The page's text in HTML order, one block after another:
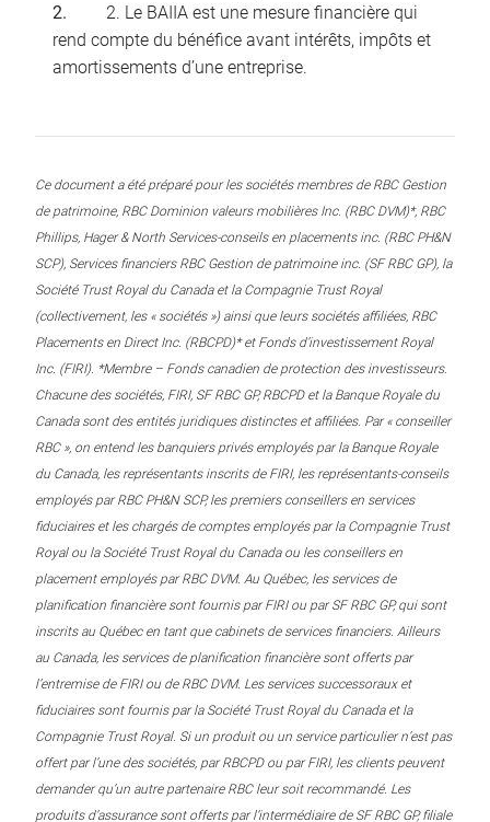
2. Le BAIIA est une mesure financière qui
rend compte du bénéfice avant intérêts, impôts et
amortissements d’une entreprise.
Ce document a été préparé pour les sociétés membres de RBC Gestion
de patrimoine, RBC Dominion valeurs mobilières Inc. (RBC DVM)*, RBC
Phillips, Hager & North Services-conseils en placements inc. (RBC PH&N
SCP), Services financiers RBC Gestion de patrimoine inc. (SF RBC GP), la
Société Trust Royal du Canada et la Compagnie Trust Royal
(collectivement, les « sociétés ») ainsi que leurs sociétés affiliées, RBC
Placements en Direct Inc. (RBCPD)* et Fonds d’investissement Royal
Inc. (FIRI). *Membre – Fonds canadien de protection des investisseurs.
Chacune des sociétés, FIRI, SF RBC GP, RBCPD et la Banque Royale du
Canada sont des entités juridiques distinctes et affiliées. Par « conseiller
RBC », on entend les banquiers privés employés par la Banque Royale
du Canada, les représentants inscrits de FIRI, les représentants-conseils
employés par RBC PH&N SCP, les premiers conseillers en services
fiduciaires et les chargés de comptes employés par la Compagnie Trust
Royal ou la Société Trust Royal du Canada ou les conseillers en
placement employés par RBC DVM. Au Québec, les services de
planification financière sont fournis par FIRI ou par SF RBC GP, qui sont
inscrits au Québec en tant que cabinets de services financiers. Ailleurs
au Canada, les services de planification financière sont offerts par
l’entremise de FIRI ou de RBC DVM. Les services successoraux et
fiduciaires sont fournis par la Société Trust Royal du Canada et la
Compagnie Trust Royal. Si un produit ou un service particulier n’est pas
offert par l’une des sociétés, par RBCPD ou par FIRI, les clients peuvent
demander qu’un autre partenaire RBC leur soit recommandé. Les
produits d’assurance sont offerts par l’intermédiaire de SF RBC GP, filiale